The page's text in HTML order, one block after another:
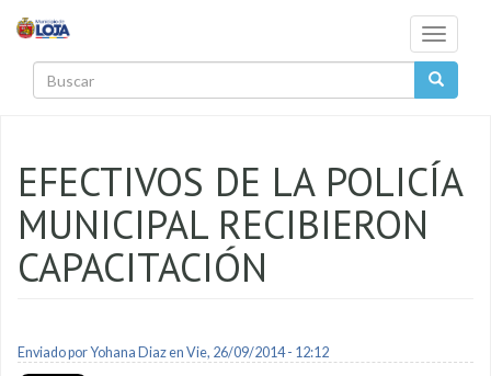
Toggle
EFECTIVOS DE LA POLICÍA
MUNICIPAL RECIBIERON
CAPACITACIÓN
Enviado porYohana Diazen Vie, 26/09/2014 - 12:12